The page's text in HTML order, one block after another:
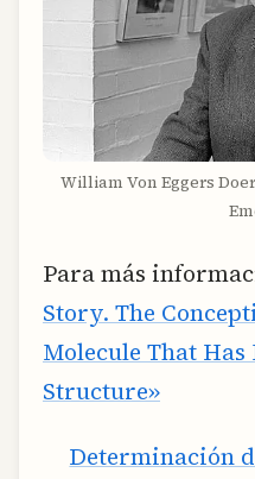
William Von Eggers
Para más
Story. The
Molecule That
Structure»
Determinación